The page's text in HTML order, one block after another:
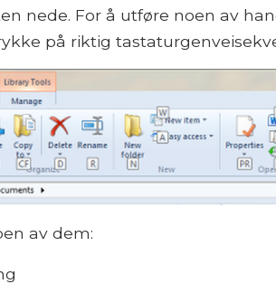
nede. For å utføre noen av
på riktig
av dem: